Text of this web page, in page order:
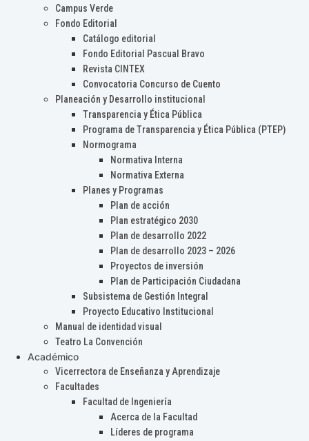
Campus Verde
Fondo Editorial
Catálogo editorial
Fondo Editorial Pascual Bravo
Revista CINTEX
Convocatoria Concurso de Cuento
Planeación y Desarrollo institucional
Transparencia y Ética Pública
Programa de Transparencia y Ética Pública (PTEP)
Normograma
Normativa Interna
Normativa Externa
Planes y Programas
Plan de acción
Plan estratégico 2030
Plan de desarrollo 2022
Plan de desarrollo 2023 – 2026
Proyectos de inversión
Plan de Participación Ciudadana
Subsistema de Gestión Integral
Proyecto Educativo Institucional
Manual de identidad visual
Teatro La Convención
Académico
Vicerrectora de Enseñanza y Aprendizaje
Facultades
Facultad de Ingeniería
Acerca de la Facultad
Líderes de programa